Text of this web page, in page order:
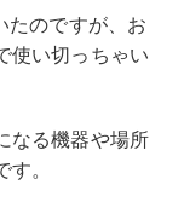
たのですが、お
使い切っちゃい
なる機器や場所
。